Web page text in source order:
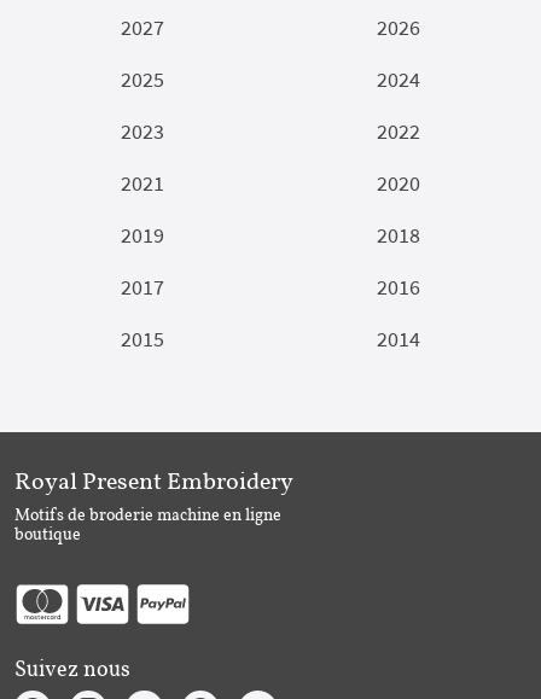
2027
2026
2025
2024
2023
2022
2021
2020
2019
2018
2017
2016
2015
2014
Royal Present Embroidery
Motifs de broderie machine en ligne
boutique
Suivez nous